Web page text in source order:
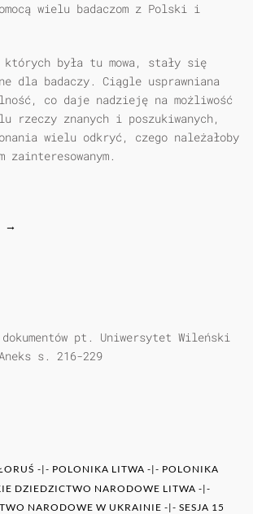
wielu badaczom z Polski i
była tu mowa, stały się
dla badaczy. Ciągle usprawniana
co daje nadzieję na możliwość
rzeczy znanych i poszukiwanych,
wielu odkryć, czego należałoby
zainteresowanym.
→
pt. Uniwersytet Wileński
s. 216-229
-|- POLONIKA LITWA -|- POLONIKA
DZIEDZICTWO NARODOWE LITWA -|-
NARODOWE W UKRAINIE -|- SESJA 15